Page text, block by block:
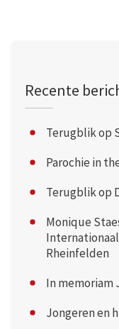
Recente
Terugblik op
Parochie in
Terugblik op
Monique
Rheinfelden
In memoriam
Jongeren en